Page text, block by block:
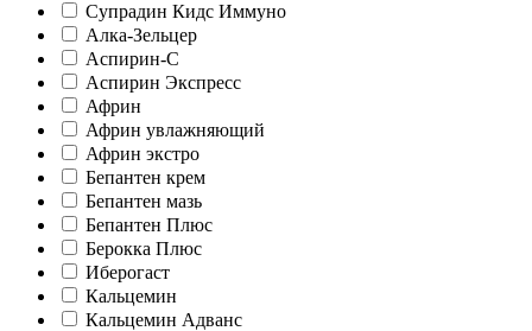
Супрадин Кидс Иммуно
Алка-Зельцер
Аспирин-C
Аспирин Экспресс
Африн
Африн увлажняющий
Африн экстро
Бепантен крем
Бепантен мазь
Бепантен Плюс
Берокка Плюс
Иберогаст
Кальцемин
Кальцемин Адванс